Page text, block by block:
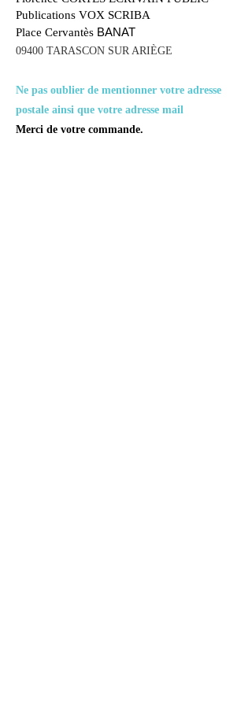
Publications VOX SCRIBA
Place Cervantès BANAT
09400 TARASCON SUR ARIÈGE
Ne pas oublier de mentionner votre adresse
postale ainsi que votre adresse mail
Merci de votre commande.